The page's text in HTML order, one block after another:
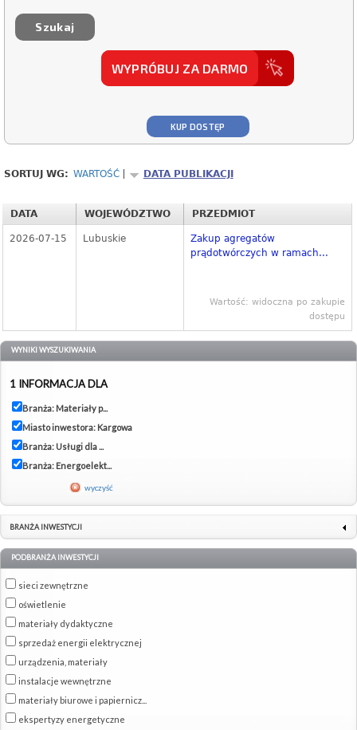
WYPRÓBUJ ZA DARMO
KUP DOSTĘP
SORTUJ WG: WARTOŚĆ DATA PUBLIKACJI
DATA WOJEWÓDZTWO PRZEDMIOT
2026-07-15 Lubuskie
Zakup agregatów
prądotwórczych w ramach...
Wartość: widoczna po zakupie
dostępu
WYNIKI WYSZUKIWANIA
1 INFORMACJA DLA
Branża: Materiały p...
Miasto inwestora: Kargowa
Branża: Usługi dla ...
Branża: Energoelekt...
wyczyść
BRANŻA INWESTYCJI
PODBRANŻA INWESTYCJI
sieci zewnętrzne
oświetlenie
materiały dydaktyczne
sprzedaż energii elektrycznej
urządzenia, materiały
instalacje wewnętrzne
materiały biurowe i papiernicz...
ekspertyzy energetyczne